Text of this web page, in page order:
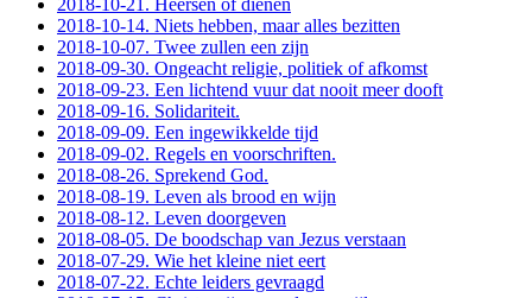
2018-10-21. Heersen of dienen
2018-10-14. Niets hebben, maar alles bezitten
2018-10-07. Twee zullen een zijn
2018-09-30. Ongeacht religie, politiek of afkomst
2018-09-23. Een lichtend vuur dat nooit meer dooft
2018-09-16. Solidariteit.
2018-09-09. Een ingewikkelde tijd
2018-09-02. Regels en voorschriften.
2018-08-26. Sprekend God.
2018-08-19. Leven als brood en wijn
2018-08-12. Leven doorgeven
2018-08-05. De boodschap van Jezus verstaan
2018-07-29. Wie het kleine niet eert
2018-07-22. Echte leiders gevraagd